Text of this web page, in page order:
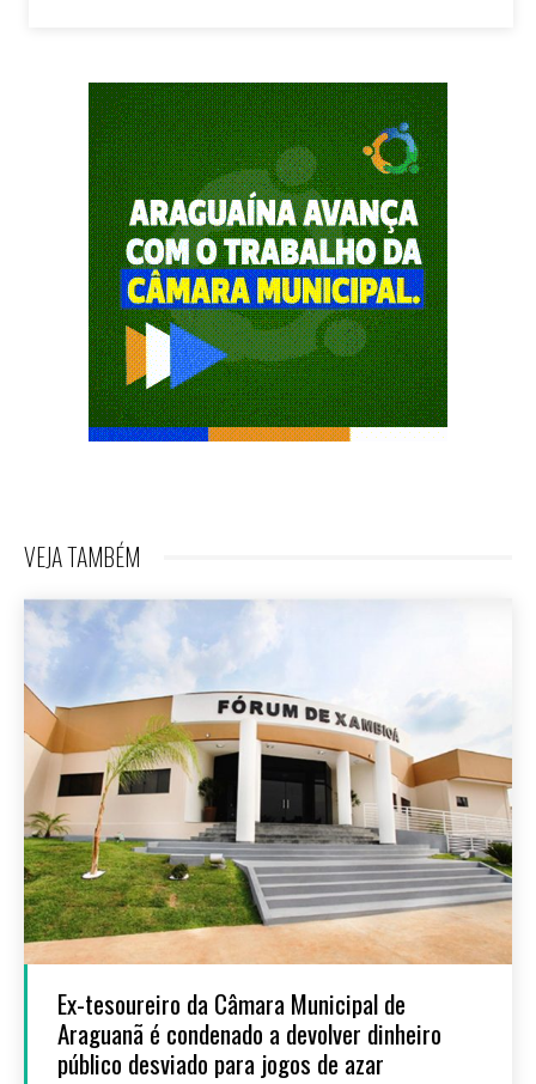
VEJA TAMBÉM
Ex-tesoureiro da Câmara Municipal de
Araguanã é condenado a devolver dinheiro
público desviado para jogos de azar